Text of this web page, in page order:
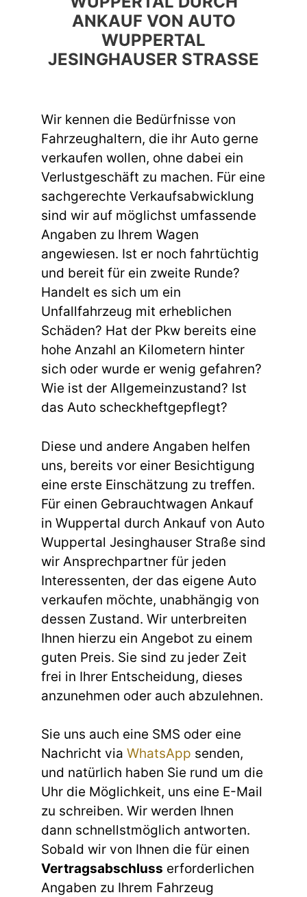
ANKAUF VON AUTO
WUPPERTAL
JESINGHAUSER STRASSE
Wir kennen die Bedürfnisse von
Fahrzeughaltern, die ihr Auto gerne
verkaufen wollen, ohne dabei ein
Verlustgeschäft zu machen. Für eine
sachgerechte Verkaufsabwicklung
sind wir auf möglichst umfassende
Angaben zu Ihrem Wagen
angewiesen. Ist er noch fahrtüchtig
und bereit für ein zweite Runde?
Handelt es sich um ein
Unfallfahrzeug mit erheblichen
Schäden? Hat der Pkw bereits eine
hohe Anzahl an Kilometern hinter
sich oder wurde er wenig gefahren?
Wie ist der Allgemeinzustand? Ist
das Auto scheckheftgepflegt?
Diese und andere Angaben helfen
uns, bereits vor einer Besichtigung
eine erste Einschätzung zu treffen.
Für einen Gebrauchtwagen Ankauf
in Wuppertal durch Ankauf von Auto
Wuppertal Jesinghauser Straße sind
wir Ansprechpartner für jeden
Interessenten, der das eigene Auto
verkaufen möchte, unabhängig von
dessen Zustand. Wir unterbreiten
Ihnen hierzu ein Angebot zu einem
guten Preis. Sie sind zu jeder Zeit
frei in Ihrer Entscheidung, dieses
anzunehmen oder auch abzulehnen.
Sie uns auch eine SMS oder eine
Nachricht via WhatsApp senden,
und natürlich haben Sie rund um die
Uhr die Möglichkeit, uns eine E-Mail
zu schreiben. Wir werden Ihnen
dann schnellstmöglich antworten.
Sobald wir von Ihnen die für einen
Vertragsabschluss erforderlichen
Angaben zu Ihrem Fahrzeug